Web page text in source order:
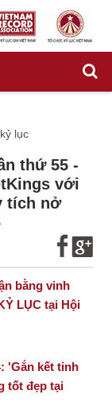
lục
thứ 55 -
với
tích nở
bằng vinh
LỤC tại Hội
'Gắn kết tinh
tốt đẹp tại